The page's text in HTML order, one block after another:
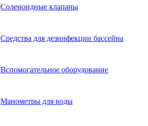
Соленоидные клапаны
Средства для дезинфекции бассейна
Вспомогательное оборудование
Манометры для воды